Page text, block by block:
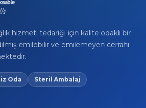
hizmeti tedariği için kalite odaklı bir
emilebilir ve emilemeyen cerrahi
Oda Steril Ambalaj